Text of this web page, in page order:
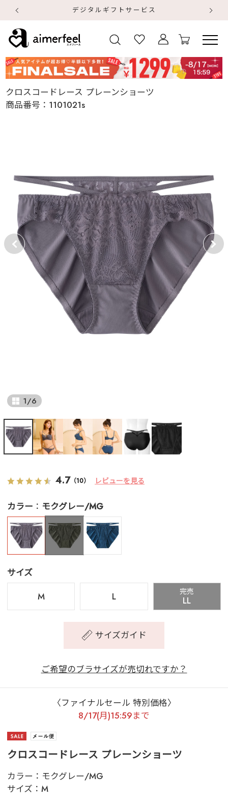
デジタルギフトサービス
クロスコードレース プレーンショーツ
商品番号： 1101021s
1/6
4.7 （10） レビューを見る
カラー モクグレー/MG
サイズ
M
L 完売
LL
サイズガイド
ご希望のブラサイズが売切れですか？
〈ファイナルセール 特別価格〉
8/17(月)15:59まで
クロスコードレース プレーンショーツ
カラー： モクグレー/MG
サイズ： M